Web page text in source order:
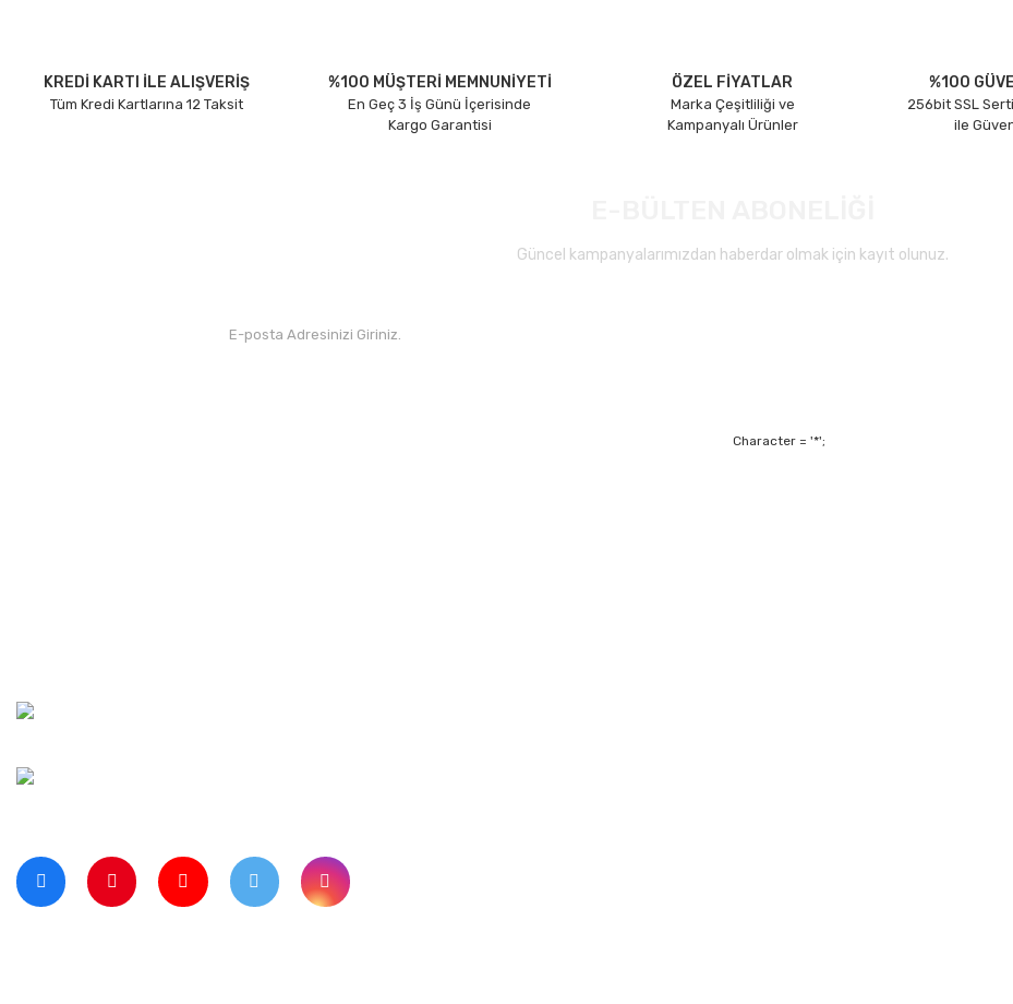
KREDİ KARTI İLE ALIŞVERİŞ
Tüm Kredi Kartlarına 12 Taksit
%100 MÜŞTERİ MEMNUNİYETİ
En Geç 3 İş Günü İçerisinde
Kargo Garantisi
ÖZEL FİYATLAR
Marka Çeşitliliği ve
Kampanyalı Ürünler
%100
256bit SSL
ile
Güncel kampanyalarımızdan haberdar olmak için kayıt olunuz.
Character = '*';